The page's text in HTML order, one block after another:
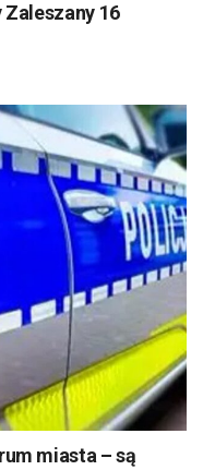
Zaleszany 16
miasta – są